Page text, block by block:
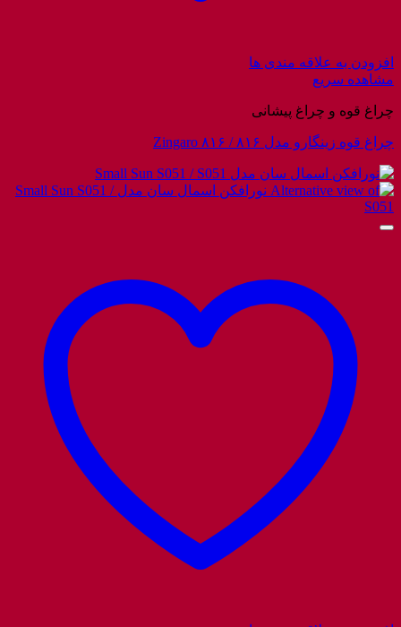
افزودن به علاقه مندی ها
مشاهده سریع
چراغ قوه و چراغ پیشانی
چراغ قوه زینگارو مدل ۸۱۶ / Zingaro ۸۱۶